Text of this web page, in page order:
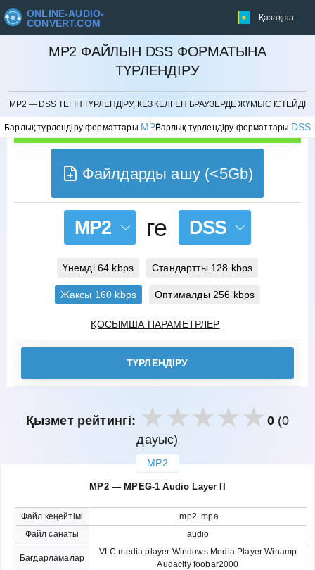
ONLINE-AUDIO-
CONVERT.COM
Қазақша
MP2 ФАЙЛЫН DSS ФОРМАТЫНА
ТҮРЛЕНДІРУ
MP2 — DSS ТЕГІН ТҮРЛЕНДІРУ, КЕЗ КЕЛГЕН БРАУЗЕРДЕ ЖҰМЫС ІСТЕЙДІ
Барлық түрлендіру форматтары MP2Барлық түрлендіру форматтары DSS
БОЛДЫРМАУ
Файлдарды ашу (<5Gb)
MP2 ге DSS
Үнемді 64 kbps Стандартты 128 kbps
Жақсы 160 kbps Оптималды 256 kbps
ҚОСЫМША ПАРАМЕТРЛЕР
ТҮРЛЕНДІРУ
Қызмет рейтингі: 0(0
дауыс)
MP2
MP2 — MPEG-1 Audio Layer II
Файл кеңейтімі
.mp2 .mpa
Файл санаты
audio
Бағдарламалар
VLC media player Windows Media Player Winamp
Audacity foobar2000